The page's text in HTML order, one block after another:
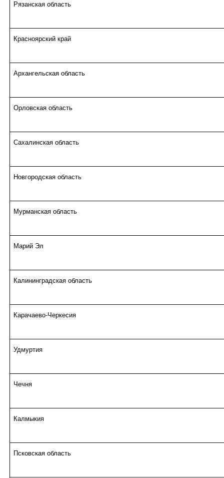
Рязанская область
Красноярский край
Архангельская область
Орловская область
Сахалинская область
Новгородская область
Мурманская область
Марий Эл
Калининградская область
Карачаево-Черкесия
Удмуртия
Чечня
Калмыкия
Псковская область